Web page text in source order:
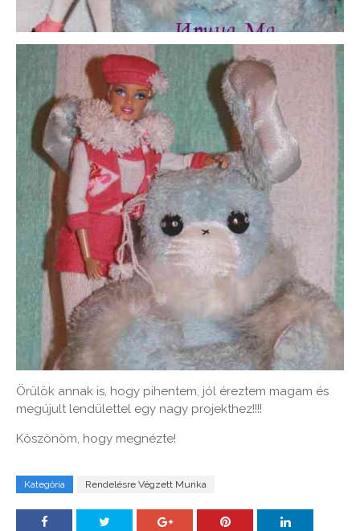
Örülök annak is, hogy pihentem, jól éreztem magam és
megújult lendülettel egy nagy projekthez!!!!
Köszönöm, hogy megnézte!
Kategória Rendelésre Végzett Munka